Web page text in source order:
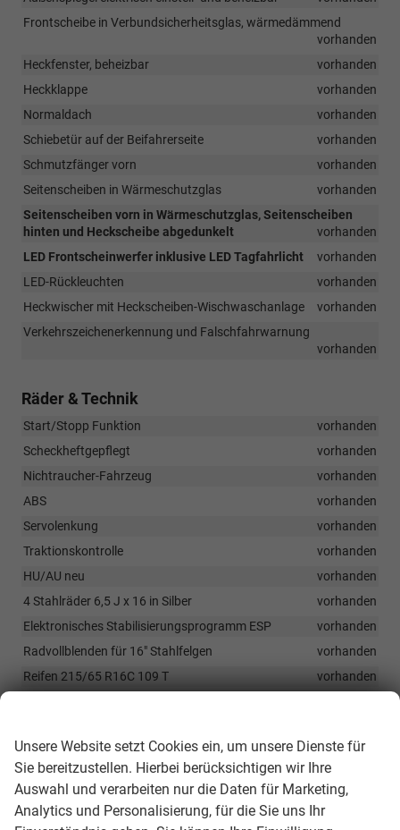
Frontscheibe in Verbundsicherheitsglas, wärmedämmend
vorhanden
Heckfenster, beheizbar
vorhanden
Heckklappe
vorhanden
Normaldach
vorhanden
Schiebetür auf der Beifahrerseite
vorhanden
Schmutzfänger vorn
vorhanden
Seitenscheiben in Wärmeschutzglas
vorhanden
Seitenscheiben vorn in Wärmeschutzglas, Seitenscheiben
hinten und Heckscheibe abgedunkelt
vorhanden
LED Frontscheinwerfer inklusive LED Tagfahrlicht
vorhanden
LED-Rückleuchten
vorhanden
Heckwischer mit Heckscheiben-Wischwaschanlage
vorhanden
Verkehrszeichenerkennung und Falschfahrwarnung
vorhanden
Räder & Technik
Start/Stopp Funktion
vorhanden
Scheckheftgepflegt
vorhanden
Nichtraucher-Fahrzeug
vorhanden
ABS
vorhanden
Servolenkung
vorhanden
Traktionskontrolle
vorhanden
HU/AU neu
vorhanden
4 Stahlräder 6,5 J x 16 in Silber
vorhanden
Elektronisches Stabilisierungsprogramm ESP
vorhanden
Radvollblenden für 16" Stahlfelgen
vorhanden
Reifen 215/65 R16C 109 T
vorhanden
Zulässiges Gesamtgewicht 3.125 - 3.300 kg
vorhanden
Doppeltonsignalhorn
vorhanden
elektronische Wegfahrsperre
vorhanden
AGM-Fahrzeugbatterie 80 Ah
vorhanden
Unsere Website setzt Cookies ein, um unsere Dienste für
Sie bereitzustellen. Hierbei berücksichtigen wir Ihre
Auswahl und verarbeiten nur die Daten für Marketing,
Analytics und Personalisierung, für die Sie uns Ihr